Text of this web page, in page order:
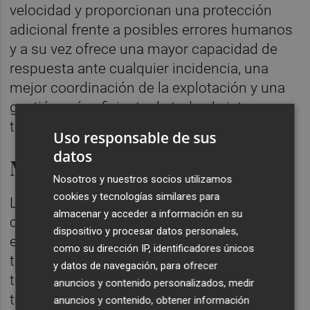
velocidad y proporcionan una protección
adicional frente a posibles errores humanos
y a su vez ofrece una mayor capacidad de
respuesta ante cualquier incidencia, una
mejor coordinación de la explotación y una
gestión más eficiente de todo el sistema
tranviario", ha destacado el vicepresidente.
Modernización de la red
Los trabajos iniciados en 2025 han
contemplado la renovación de los
enclavamientos de estas líneas, hasta un
total de 15, la señalización lateral luminosa
tranviaria; y los sistemas de detección de
tren.
Uso responsable de sus
datos
Nosotros y nuestros socios utilizamos
cookies y tecnologías similares para
almacenar y acceder a información en su
dispositivo y procesar datos personales,
como su dirección IP, identificadores únicos
y datos de navegación, para ofrecer
anuncios y contenido personalizados, medir
anuncios y contenido, obtener información